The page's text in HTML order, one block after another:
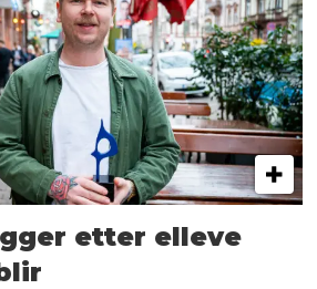
etter elleve